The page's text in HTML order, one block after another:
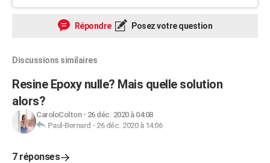
Répondre Posez votre question
Discussions similaires
Resine Epoxy nulle? Mais quelle solution
alors?
CaroloColton- 26 déc. 2020 à 04:08
Paul-Bernard - 26 déc. 2020 à 14:06
7 réponses